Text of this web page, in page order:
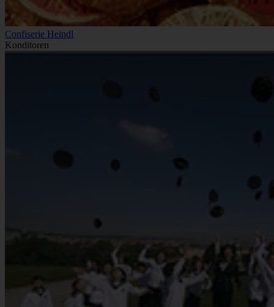
Confiserie Heindl
Konditoren